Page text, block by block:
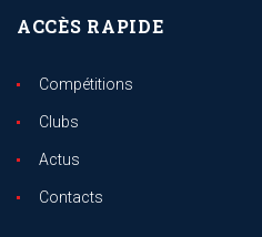
ACCÈS RAPIDE
Compétitions
Clubs
Actus
Contacts